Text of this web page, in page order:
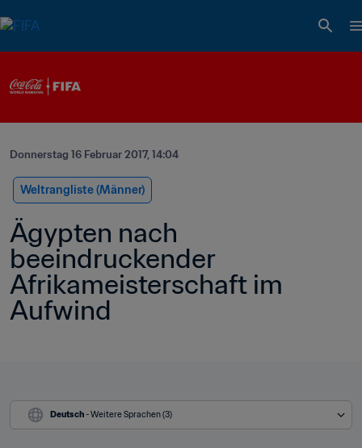
Donnerstag 16 Februar 2017, 14:04
Weltrangliste (Männer)
Ägypten nach
beeindruckender
Afrikameisterschaft im
Aufwind
Deutsch - Weitere Sprachen (3)